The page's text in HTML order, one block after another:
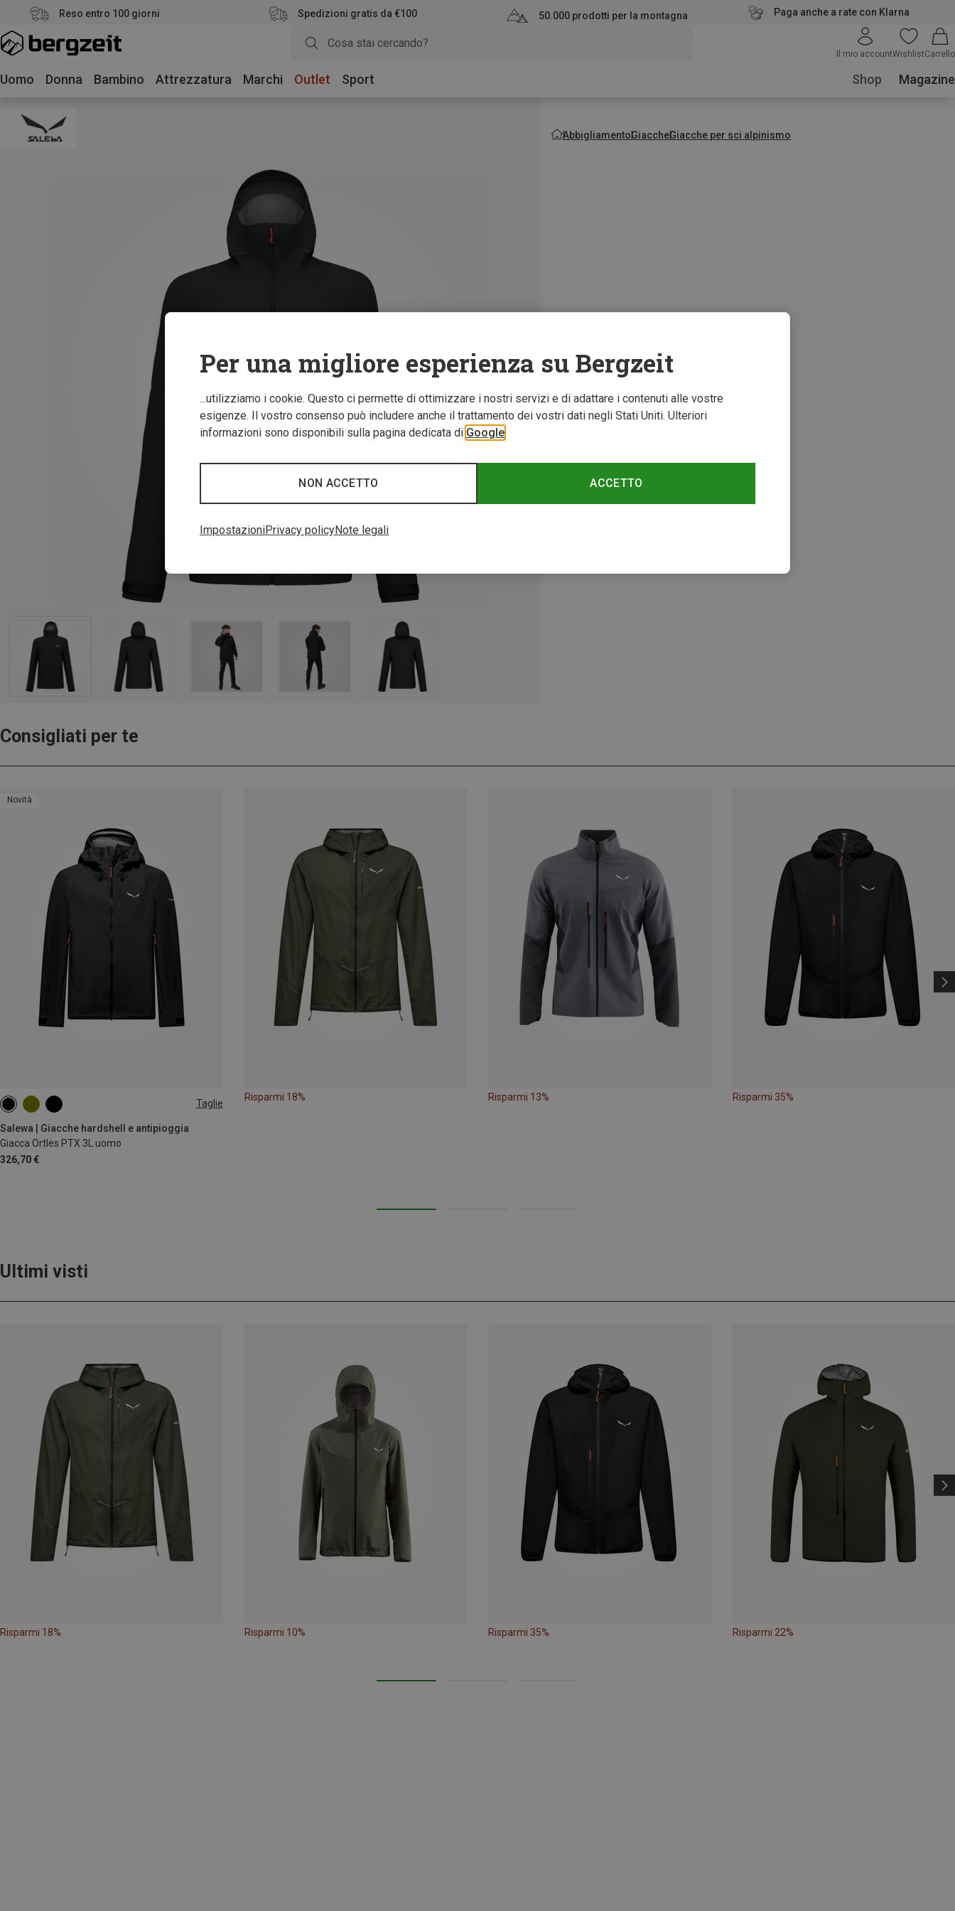
Reso entro 100 giorni Spedizioni gratis da €100 50.000 prodotti per la montagna Paga anche a rate con Klarna
Il mio accountWishlistCarrello
Uomo Donna Bambino Attrezzatura Marchi Outlet Sport Shop Magazine
AbbigliamentoGiaccheGiacche per sci alpinismo
Consigliati per te
Novità
Taglie
Salewa | Giacche hardshell e antipioggia
Giacca Ortles PTX 3L uomo
326,70 €
S M L
Risparmi 18% Risparmi 13% Risparmi 35%
Ultimi visti
Risparmi 18% Risparmi 10% Risparmi 35% Risparmi 22%
Per una migliore esperienza su Bergzeit
...utilizziamo i cookie. Questo ci permette di ottimizzare i nostri servizi e di adattare i contenuti alle vostre
esigenze. Il vostro consenso può includere anche il trattamento dei vostri dati negli Stati Uniti. Ulteriori
informazioni sono disponibili sulla pagina dedicata di Google
ACCETTO
NON ACCETTO
ImpostazioniPrivacy policyNote legali